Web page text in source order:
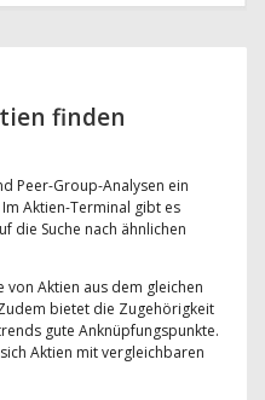
finden
Peer-Group-Analysen ein
Aktien-Terminal gibt es
die Suche nach ähnlichen
von Aktien aus dem gleichen
bietet die Zugehörigkeit
gute Anknüpfungspunkte.
Aktien mit vergleichbaren